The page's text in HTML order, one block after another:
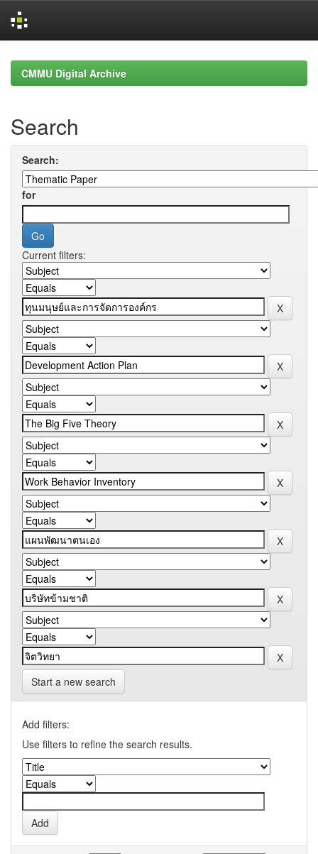
navigationCMMU Digital Archive
Search
Search:
for
Current filters:
Start a new search
Add filters:
Use filters to refine the search results.